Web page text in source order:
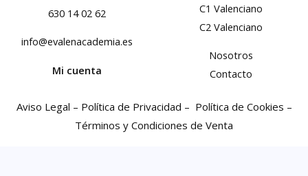
630 14 02 62
info@evalenacademia.es
Mi cuenta
C1 Valenciano
C2 Valenciano
Nosotros
Contacto
Aviso Legal – Política de Privacidad – Política de Cookies –
Términos y Condiciones de Venta